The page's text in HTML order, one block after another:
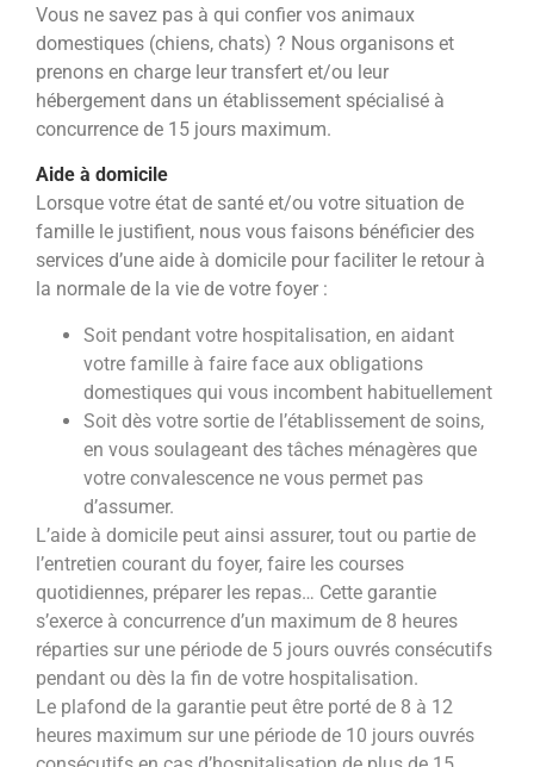
Vous ne savez pas à qui confier vos animaux
domestiques (chiens, chats) ? Nous organisons et
prenons en charge leur transfert et/ou leur
hébergement dans un établissement spécialisé à
concurrence de 15 jours maximum.
Aide à domicile
Lorsque votre état de santé et/ou votre situation de
famille le justifient, nous vous faisons bénéficier des
services d’une aide à domicile pour faciliter le retour à
la normale de la vie de votre foyer :
Soit pendant votre hospitalisation, en aidant
votre famille à faire face aux obligations
domestiques qui vous incombent habituellement
Soit dès votre sortie de l’établissement de soins,
en vous soulageant des tâches ménagères que
votre convalescence ne vous permet pas
d’assumer.
L’aide à domicile peut ainsi assurer, tout ou partie de
l’entretien courant du foyer, faire les courses
quotidiennes, préparer les repas… Cette garantie
s’exerce à concurrence d’un maximum de 8 heures
réparties sur une période de 5 jours ouvrés consécutifs
pendant ou dès la fin de votre hospitalisation.
Le plafond de la garantie peut être porté de 8 à 12
heures maximum sur une période de 10 jours ouvrés